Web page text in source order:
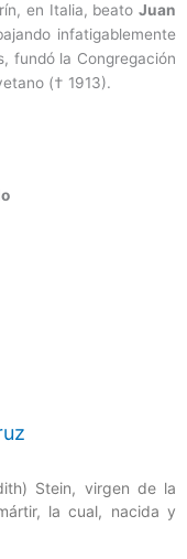
en Italia, beato Juan
infatigablemente
fundó la Congregación
(† 1913).
Stein, virgen de la
la cual, nacida y